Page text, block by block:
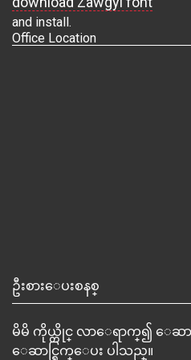
and install.
Office Location
ဦးစားေပးစနစ္
မိမိ ကိုယ္တိုင္ လာေရာက္၍ ေဆာင္ရ
ေဆာင္ရြက္ေပး ပါသည္။